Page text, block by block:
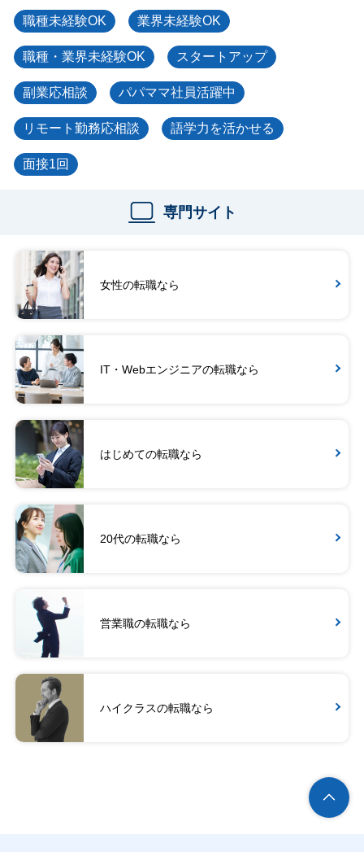
職種未経験OK 業界未経験OK
職種・業界未経験OK スタートアップ
副業応相談 パパママ社員活躍中
リモート勤務応相談 語学力を活かせる
面接1回
専門サイト
女性の転職なら
IT・Webエンジニアの転職なら
はじめての転職なら
20代の転職なら
営業職の転職なら
ハイクラスの転職なら